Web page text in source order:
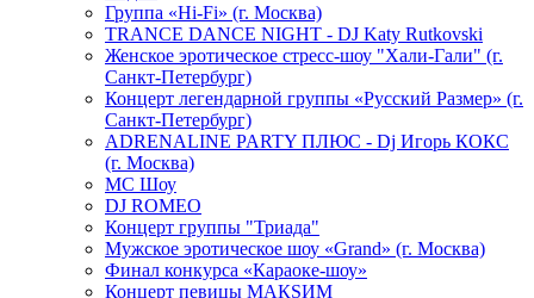
Группа «Hi-Fi» (г. Москва)
TRANCE DANCE NIGHT - DJ Katy Rutkovski
Женское эротическое стресс-шоу "Хали-Гали" (г.
Санкт-Петербург)
Концерт легендарной группы «Русский Размер» (г.
Санкт-Петербург)
ADRENALINE PARTY ПЛЮС - Dj Игорь КОКС
(г. Москва)
MC Шоу
DJ ROMEO
Концерт группы "Триада"
Мужское эротическое шоу «Grand» (г. Москва)
Финал конкурса «Караоке-шоу»
Концерт певицы МАКSИМ